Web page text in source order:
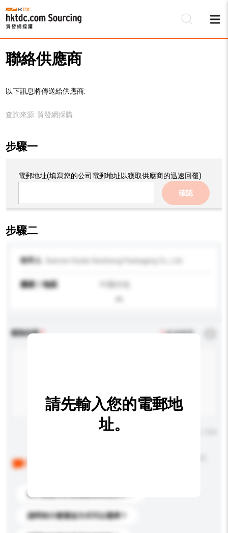
聯絡供應商
以下訊息將傳送給供應商:
查詢來源: 貿發網採購
步驟一
電郵地址(填寫您的公司電郵地址以獲取供應商的迅速回覆)
確認
步驟二
收件人
國家 / 地區
查詢內容 *必須填寫
你們能提供的最優惠價格是多少？
請問有什麼運送方式可以選擇？
請先輸入您的電郵地
址。